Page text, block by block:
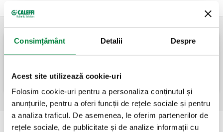
Consimțământ Detalii Despre
Acest site utilizează cookie-uri
Folosim cookie-uri pentru a personaliza conținutul și
anunțurile, pentru a oferi funcții de rețele sociale și pentru
a analiza traficul. De asemenea, le oferim partenerilor de
rețele sociale, de publicitate și de analize informații cu
ROBOFIL, Unitate de umplere, pentru